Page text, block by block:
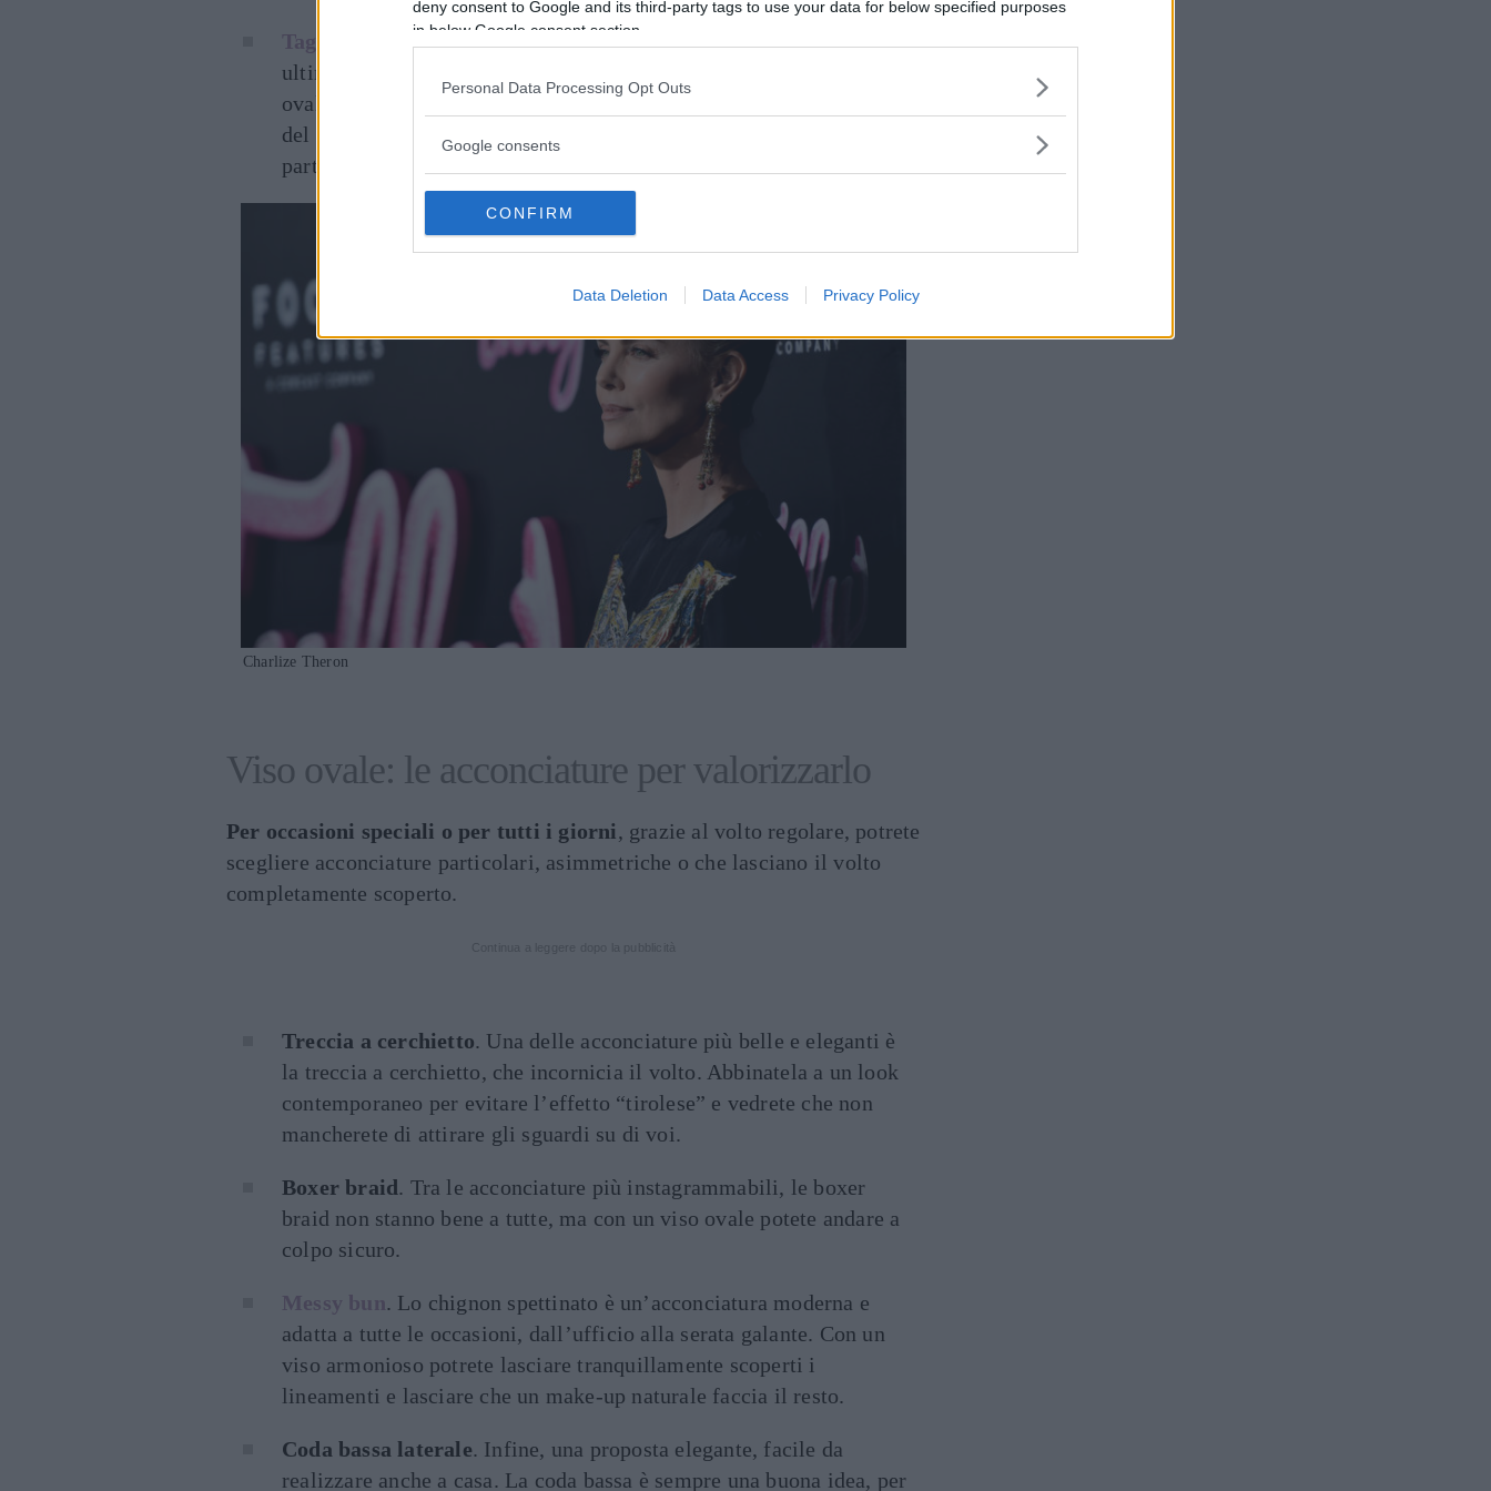
deny consent to Google and its third-party tags to use your data for below specified purposes
in below Google consent section.
Personal Data Processing Opt Outs
Google consents
CONFIRM
Data Deletion Data Access Privacy Policy
Tagli asimmetrici. Infine, i tagli asimmetrici, così cool negli
ultimi anni, sono in perfetto equilibrio con un volto dalla forma
ovale. Undercut, bob asimmetrici, ciuffi non mineranno l’armonia
del vostro viso, anzi, la renderanno ancor più interessante e
particolare.
Charlize Theron
Viso ovale: le acconciature per valorizzarlo
Per occasioni speciali o per tutti i giorni, grazie al volto regolare, potrete
scegliere acconciature particolari, asimmetriche o che lasciano il volto
completamente scoperto.
Treccia a cerchietto. Una delle acconciature più belle e eleganti è
la treccia a cerchietto, che incornicia il volto. Abbinatela a un look
contemporaneo per evitare l’effetto “tirolese” e vedrete che non
mancherete di attirare gli sguardi su di voi.
Boxer braid. Tra le acconciature più instagrammabili, le boxer
braid non stanno bene a tutte, ma con un viso ovale potete andare a
colpo sicuro.
Messy bun. Lo chignon spettinato è un’acconciatura moderna e
adatta a tutte le occasioni, dall’ufficio alla serata galante. Con un
viso armonioso potrete lasciare tranquillamente scoperti i
lineamenti e lasciare che un make-up naturale faccia il resto.
Coda bassa laterale. Infine, una proposta elegante, facile da
realizzare anche a casa. La coda bassa è sempre una buona idea, per